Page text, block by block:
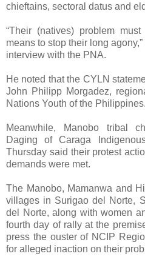
chieftains, sectoral datus and
“Their (natives) problem
means to stop their long
interview with the PNA.
He noted that the CYLN
John Philipp Morgadez,
Nations Youth of the Philippines.
Meanwhile, Manobo tribal
Daging of Caraga
Thursday said their protest
demands were met.
The Manobo, Mamanwa and
villages in Surigao del Norte,
del Norte, along with women
fourth day of rally at the
press the ouster of NCIP
for alleged inaction on their